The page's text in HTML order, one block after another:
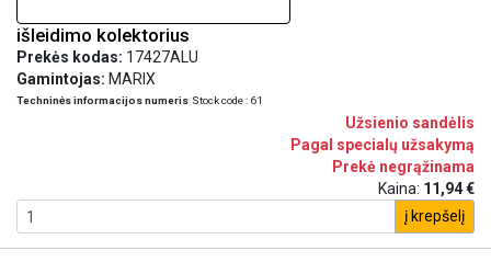
išleidimo kolektorius
Prekės kodas: 17427ALU
Gamintojas: MARIX
Techninės informacijos numeris Stock code : 61
Užsienio sandėlis
Pagal specialų užsakymą
Prekė negrąžinama
Kaina: 11,94 €
į krepšelį